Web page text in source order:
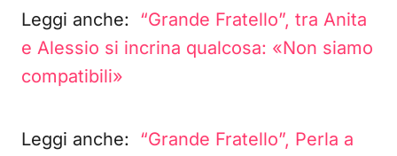
Leggi anche: “Grande Fratello”, tra Anita
e Alessio si incrina qualcosa: «Non siamo
compatibili»
Leggi anche: “Grande Fratello”, Perla a